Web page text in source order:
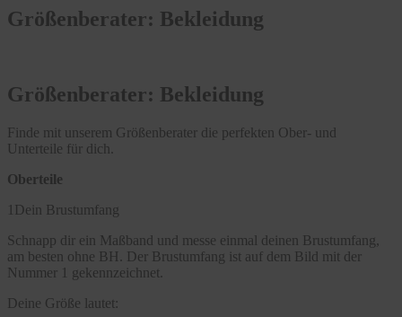
Größenberater: Bekleidung
Größenberater: Bekleidung
Finde mit unserem Größenberater die perfekten Ober- und
Unterteile für dich.
Oberteile
1 Dein Brustumfang
Schnapp dir ein Maßband und messe einmal deinen Brustumfang,
am besten ohne BH. Der Brustumfang ist auf dem Bild mit der
Nummer 1 gekennzeichnet.
Deine Größe lautet: